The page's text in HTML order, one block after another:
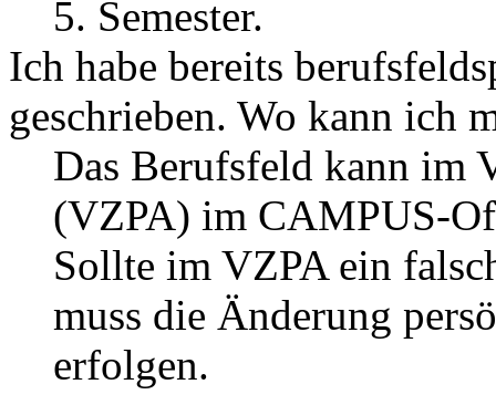
5. Semester.
Ich habe bereits
geschrieben. Wo kann ich
Das Berufsfeld kann im
(VZPA) im CAMPUS-
Sollte im VZPA ein
muss die Änderung
erfolgen.